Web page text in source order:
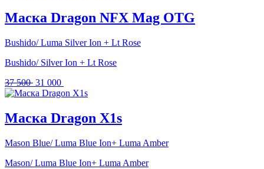
31
790 .
900 .
Маска Dragon NFX Mag OTG
Bushido/ Luma Silver Ion + Lt Rose
Bushido/ Silver Ion + Lt Rose
37 500 Первоначальная
цена
500 .
31 000
цена:
000 .
Маска Dragon X1s
Mason Blue/ Luma Blue Ion+ Luma Amber
Mason/ Luma Blue Ion+ Luma Amber